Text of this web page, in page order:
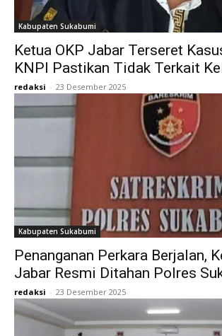
Kabupaten Sukabumi
Ketua OKP Jabar Terseret
KNPI Pastikan Tidak Terkait
redaksi - 23 Desember 2025
Kabupaten Sukabumi
Penanganan Perkara Berjalan,
Jabar Resmi Ditahan Polres
redaksi - 23 Desember 2025